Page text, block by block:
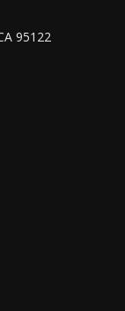
95122